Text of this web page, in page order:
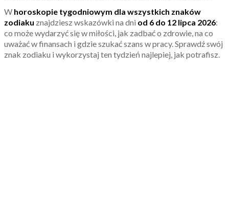
W horoskopie tygodniowym dla wszystkich znaków
zodiaku znajdziesz wskazówki na dni od 6 do 12 lipca 2026:
co może wydarzyć się w miłości, jak zadbać o zdrowie, na co
uważać w finansach i gdzie szukać szans w pracy. Sprawdź swój
znak zodiaku i wykorzystaj ten tydzień najlepiej, jak potrafisz.